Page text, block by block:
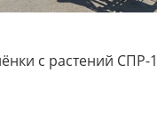
с растений СПР-1